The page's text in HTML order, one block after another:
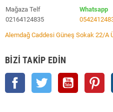
Mağaza Telf
02164124835
Whatsapp
Alemdağ Caddesi Güneş Sokak 22/A
BIZI TAKIP EDIN
Facebook Twitter YouTube